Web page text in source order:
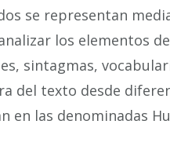
se representan
los elementos
sintagmas,
del texto desde
en las denominadas